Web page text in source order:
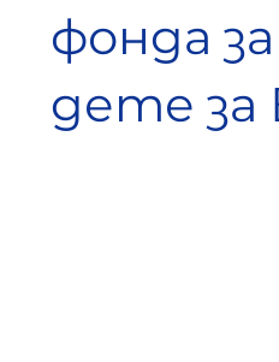
фонда
дете за